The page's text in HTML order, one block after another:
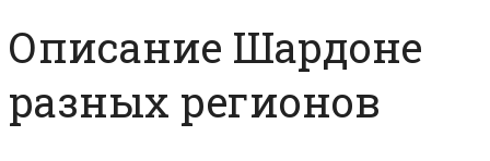
Описание Шардоне
разных регионов